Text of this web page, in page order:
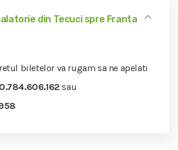
din Tecuci spre Franta
biletelor va rugam sa ne apelati
sau